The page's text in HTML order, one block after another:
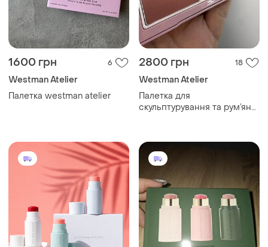
1600 грн 6
Westman Atelier
Палетка westman atelier
2800 грн 18
Westman Atelier
Палетка для
скульптурування та рум’ян
деталі в описі